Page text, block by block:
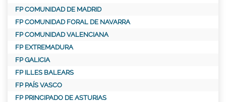
FP COMUNIDAD DE MADRID
FP COMUNIDAD FORAL DE NAVARRA
FP COMUNIDAD VALENCIANA
FP EXTREMADURA
FP GALICIA
FP ILLES BALEARS
FP PAÍS VASCO
FP PRINCIPADO DE ASTURIAS